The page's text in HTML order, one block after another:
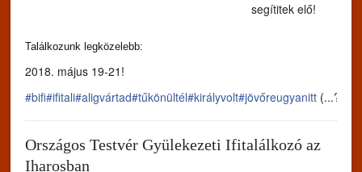
segítitek elő!
Találkozunk legközelebb:
2018. május 19-21!
#bifi#ifitali#aligvártad#tűkönültél#királyvolt#jövőreugyanitt (...?)
Országos Testvér Gyülekezeti Ifitalálkozó az
Iharosban